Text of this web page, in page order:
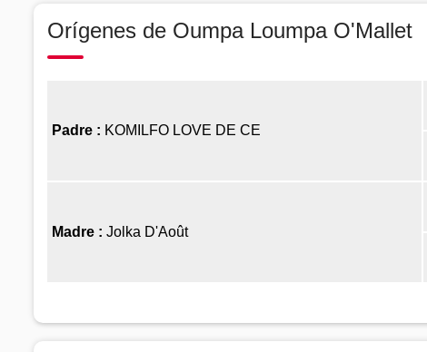
Orígenes de Oumpa Loumpa O'Mallet
Padre : KOMILFO LOVE DE CE
Madre : Jolka D'Août